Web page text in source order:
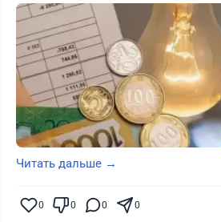
Читать дальше →
0 0 0 0